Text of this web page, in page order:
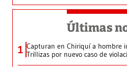
Últimas
1 Capturan en Chiriquí a hombre
Trillizas por nuevo caso de